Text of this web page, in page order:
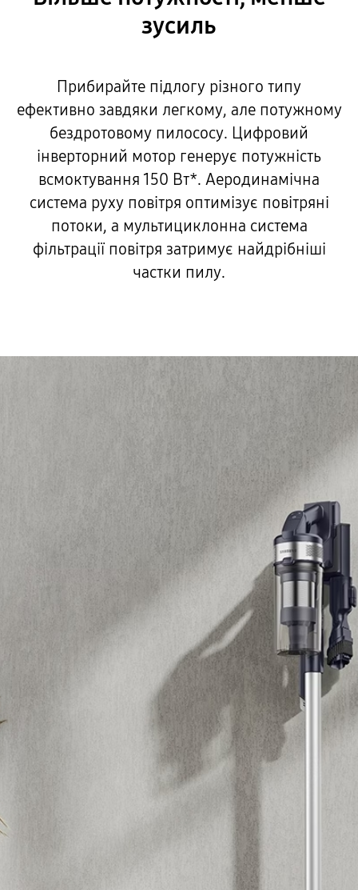
зусиль
Прибирайте підлогу різного типу
ефективно завдяки легкому, але потужному
бездротовому пилососу. Цифровий
інверторний мотор генерує потужність
всмоктування 150 Вт*. Аеродинамічна
система руху повітря оптимізує повітряні
потоки, а мультициклонна система
фільтрації повітря затримує найдрібніші
частки пилу.